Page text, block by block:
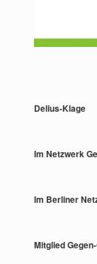
Delius-Klage
Im Netzwerk
Im Berliner
Mitglied